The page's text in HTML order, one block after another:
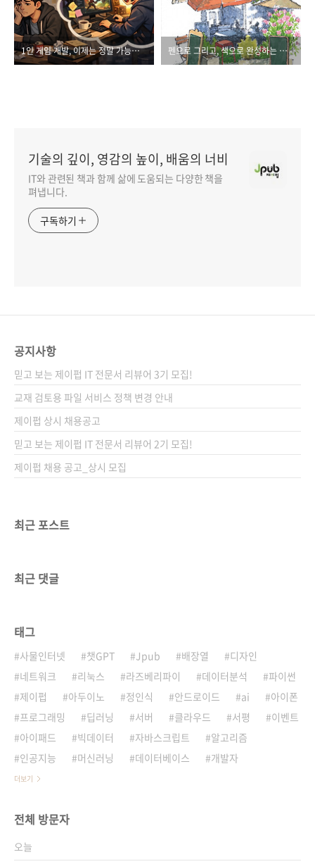
1인 게임 개발, 이제는 정말 가능한 시대일까? (feat. AI와 함께하는 게임 만들기) 펜으로 그리고, 색으로 완성하는 즐거운 풍경 드로잉
기술의 깊이, 영감의 높이, 배움의 너비
IT와 관련된 책과 함께 삶에 도움되는 다양한 책을
펴냅니다.
구독하기
공지사항
믿고 보는 제이펍 IT 전문서 리뷰어 3기 모집!
교재 검토용 파일 서비스 정책 변경 안내
제이펍 상시 채용공고
믿고 보는 제이펍 IT 전문서 리뷰어 2기 모집!
제이펍 채용 공고_상시 모집
최근 포스트
최근 댓글
태그
사물인터넷 챗GPT Jpub 배장열
디자인
네트워크
리눅스 라즈베리파이 데이터분석
파이썬
제이펍
아두이노 정인식 안드로이드 ai
아이폰
프로그래밍
딥러닝 서버 클라우드 서평
이벤트
아이패드
빅데이터 자바스크립트
알고리즘
인공지능
머신러닝 데이터베이스 개발자
더보기
전체 방문자
오늘